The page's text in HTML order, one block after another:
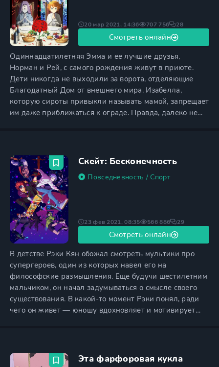
Одиннадцатилетняя Эмма и ее лучшие друзья,
Норман и Рей, с самого рождения живут в приюте.
Дети никогда не выходили за ворота, отделяющие
Благодатный Дом от внешнего мира. Изабелла,
которую сироты привыкли называть мамой, запрещает
им даже приближаться к ограде. Правда, далеко не
уверен, что все слова мамы являются ложью.
Несмотря на то, что их вполне
20 мар 2021, 14:36 707 756 28
Смотреть онлайн
Скейт: Бесконечность
Повседневность / Спорт
В детстве Рэки Кян обожал смотреть мультики про
супергероев, один из которых навел его на
философские размышления. Еще будучи шестилетним
мальчиком, он начал задумываться о смысле своего
существования. В какой-то момент Рэки понял, ради
чего он живет — юношу вдохновляет и мотивирует
Ланга устраивается работать в тот же магазин, что и
23 фев 2021, 08:35 566 886 29
Смотреть онлайн
Эта фарфоровая кукла